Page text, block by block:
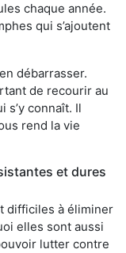
chaque année.
qui s’ajoutent
débarrasser.
de recourir au
s’y connaît. Il
rend la vie
et dures
difficiles à éliminer
elles sont aussi
lutter contre